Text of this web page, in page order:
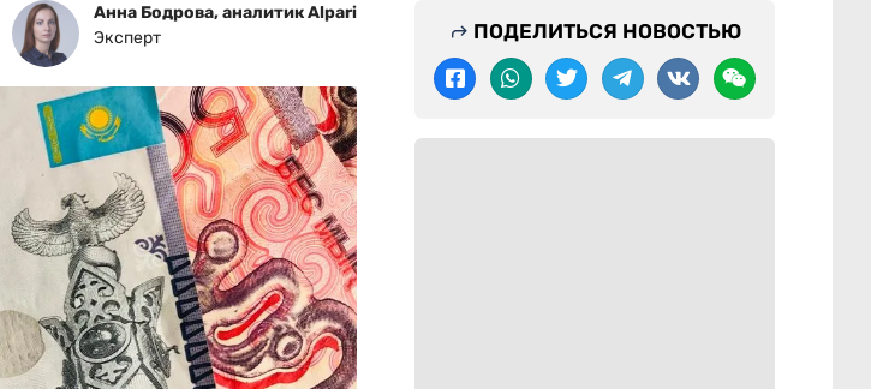
Анна Бодрова, аналитик Alpari
Эксперт
ПОДЕЛИТЬСЯ НОВОСТЬЮ